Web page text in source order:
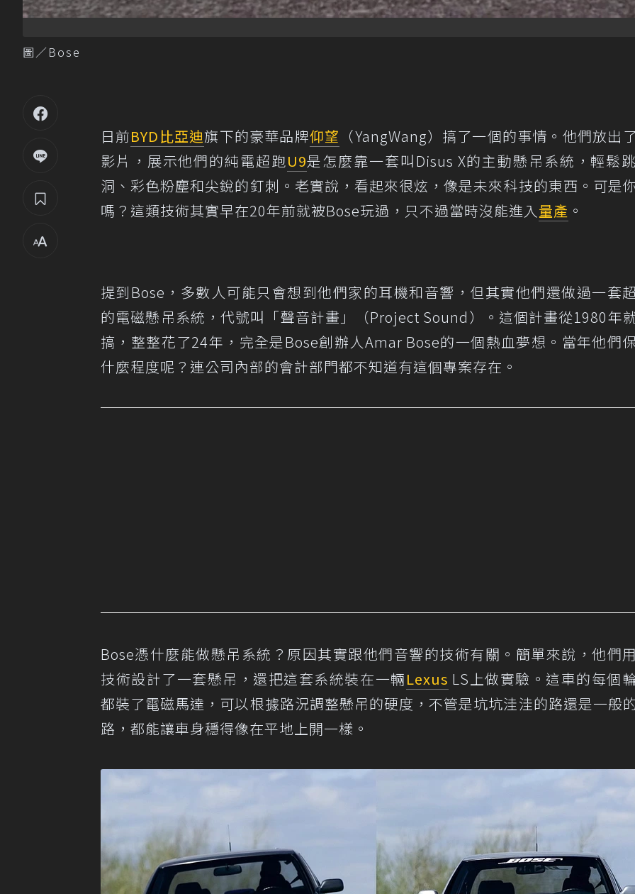
圖／Bose
日前BYD 比亞迪旗下的豪華品牌仰望 （YangWang）搞了一個的事情。他們放出
影片，展示他們的純電超跑U9是怎麼靠一套叫Disus X的主動懸吊系統，輕鬆
洞、彩色粉塵和尖銳的釘刺。老實說，看起來很炫，像是未來科技的東西。可是
嗎？這類技術其實早在20年前就被Bose玩過，只不過當時沒能進入量產 。
提到Bose，多數人可能只會想到他們家的耳機和音響，但其實他們還做過一套
的電磁懸吊系統，代號叫「聲音計畫」（Project Sound）。這個計畫從1980年
搞，整整花了24年，完全是Bose創辦人Amar Bose的一個熱血夢想。當年他們
什麼程度呢？連公司內部的會計部門都不知道有這個專案存在。
Bose憑什麼能做懸吊系統？原因其實跟他們音響的技術有關。簡單來說，他們
技術設計了一套懸吊，還把這套系統裝在一輛Lexus LS上做實驗。這車的每個
都裝了電磁馬達，可以根據路況調整懸吊的硬度，不管是坑坑洼洼的路還是一般
路，都能讓車身穩得像在平地上開一樣。